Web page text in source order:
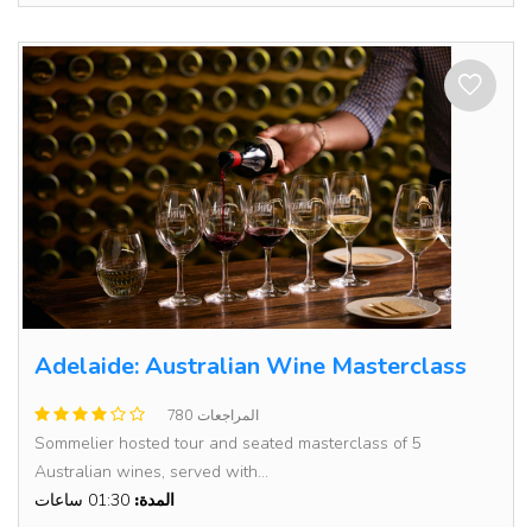
Adelaide: Australian Wine Masterclass
780 المراجعات
Sommelier hosted tour and seated masterclass of 5
Australian wines, served with...
المدة: